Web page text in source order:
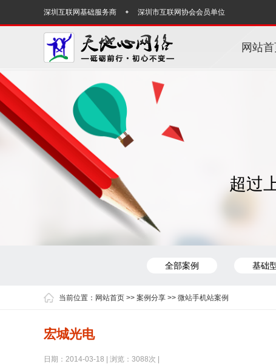
深圳互联网基础服务商 深圳市互联网协会会员单位
网站
超过
全部案例 基础
当前位置： 网站首页 >> 案例分享 >> 微站手机站案例
宏城光电
日期：2014-03-18 | 浏览：3088次 |